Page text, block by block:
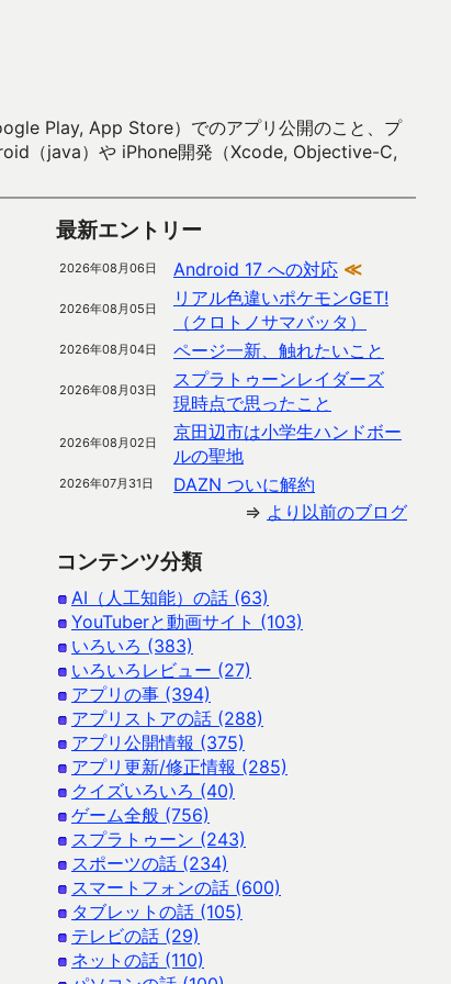
Play, App Store）でのアプリ公開のこと、プ
（java）や iPhone開発（Xcode, Objective-C,
最新エントリー
2026年08月06日 Android 17 への対応 ≪
2026年08月05日
リアル色違いポケモンGET!
（クロトノサマバッタ）
2026年08月04日 ページ一新、触れたいこと
2026年08月03日
スプラトゥーンレイダーズ
現時点で思ったこと
2026年08月02日
京田辺市は小学生ハンドボー
ルの聖地
2026年07月31日
DAZN ついに解約
⇒ より以前のブログ
コンテンツ分類
AI（人工知能）の話 (63)
YouTuberと動画サイト (103)
いろいろ (383)
いろいろレビュー (27)
アプリの事 (394)
アプリストアの話 (288)
アプリ公開情報 (375)
アプリ更新/修正情報 (285)
クイズいろいろ (40)
ゲーム全般 (756)
スプラトゥーン (243)
スポーツの話 (234)
スマートフォンの話 (600)
タブレットの話 (105)
テレビの話 (29)
ネットの話 (110)